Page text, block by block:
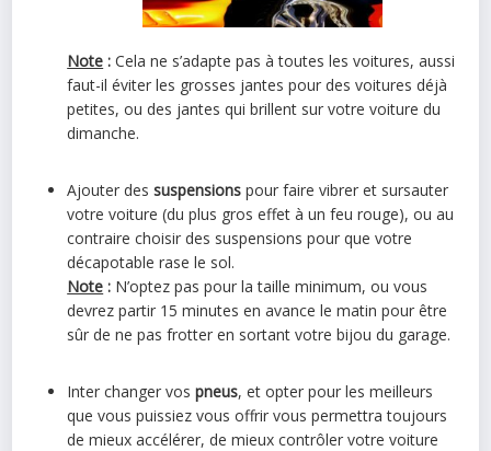
Note : Cela ne s’adapte pas à toutes les voitures, aussi
faut-il éviter les grosses jantes pour des voitures déjà
petites, ou des jantes qui brillent sur votre voiture du
dimanche.
Ajouter dessuspensions pour faire vibrer et sursauter
votre voiture (du plus gros effet à un feu rouge), ou au
contraire choisir des suspensions pour que votre
décapotable rase le sol.
Note : N’optez pas pour la taille minimum, ou vous
devrez partir 15 minutes en avance le matin pour être
sûr de ne pas frotter en sortant votre bijou du garage.
Inter changer vospneus, et opter pour les meilleurs
que vous puissiez vous offrir vous permettra toujours
de mieux accélérer, de mieux contrôler votre voiture